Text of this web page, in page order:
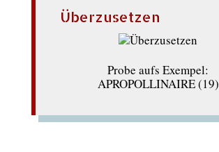
Überzusetzen
Probe aufs Exempel:
APROPOLLINAIRE (19)